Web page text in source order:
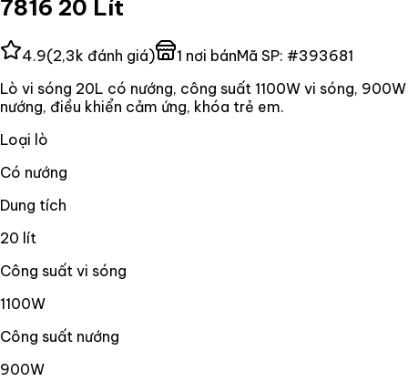
7816 20 Lít
4.9(2,3k đánh giá) 1 nơi bánMã SP: #393681
Lò vi sóng 20L có nướng, công suất 1100W vi sóng, 900W
nướng, điều khiển cảm ứng, khóa trẻ em.
Loại lò
Có nướng
Dung tích
20 lít
Công suất vi sóng
1100W
Công suất nướng
900W